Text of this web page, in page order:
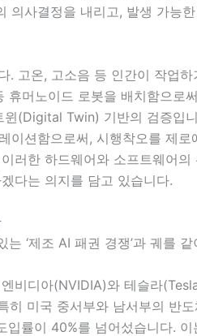
의사결정을 내리고, 발생 가능
. 고온, 고소음 등 인간이 작업하
머노이드 로봇을 배치함으로
윈(Digital Twin) 기반의 검증입
이션함으로써, 시행착오를 제로
러한 하드웨어와 소프트웨어의
다는 의지를 담고 있습니다.
‘제조 AI 패권 경쟁’과 궤를 같
비디아(NVIDIA)와 테슬라
히 미국 중서부와 남서부의 반
률이 40%를 넘어섰습니다. 이